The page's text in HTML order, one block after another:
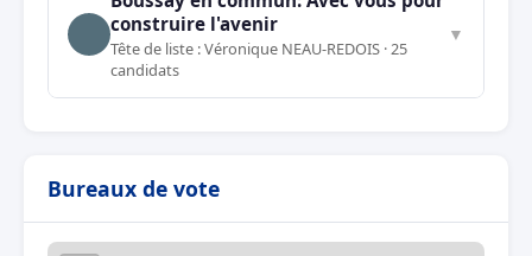
construire l'avenir
Tête de liste : Véronique NEAU-REDOIS · 25
candidats
▼
Bureaux de vote